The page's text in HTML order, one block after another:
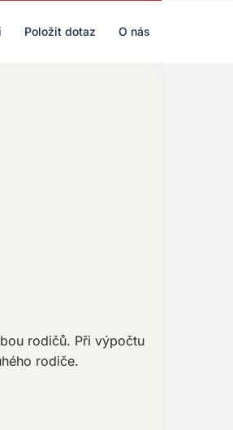
Položit dotaz O nás
rodičů. Při výpočtu
rodiče.